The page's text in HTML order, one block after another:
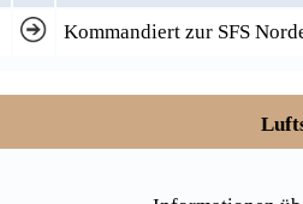
Kommandiert zur SFS